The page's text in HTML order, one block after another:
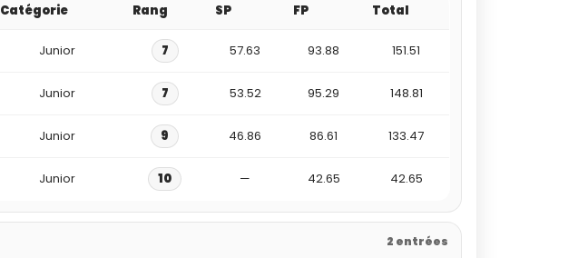
Catégorie Rang SP FP Total
Junior 7 57.63 93.88 151.51
Junior 7 53.52 95.29 148.81
Junior 9 46.86 86.61 133.47
Junior 10 — 42.65 42.65
2 entrées